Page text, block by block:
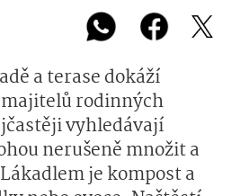
a terase dokáží
rodinných
vyhledávají
nerušeně množit a
je kompost a